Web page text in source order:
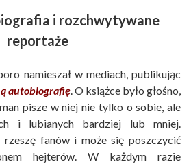
i rozchwytywane
reportaże
namieszał w mediach, publikując
autobiografię. O książce było głośno,
pisze w niej nie tylko o sobie, ale
i lubianych bardziej lub mniej.
fanów i może się poszczycić
hejterów. W każdym razie